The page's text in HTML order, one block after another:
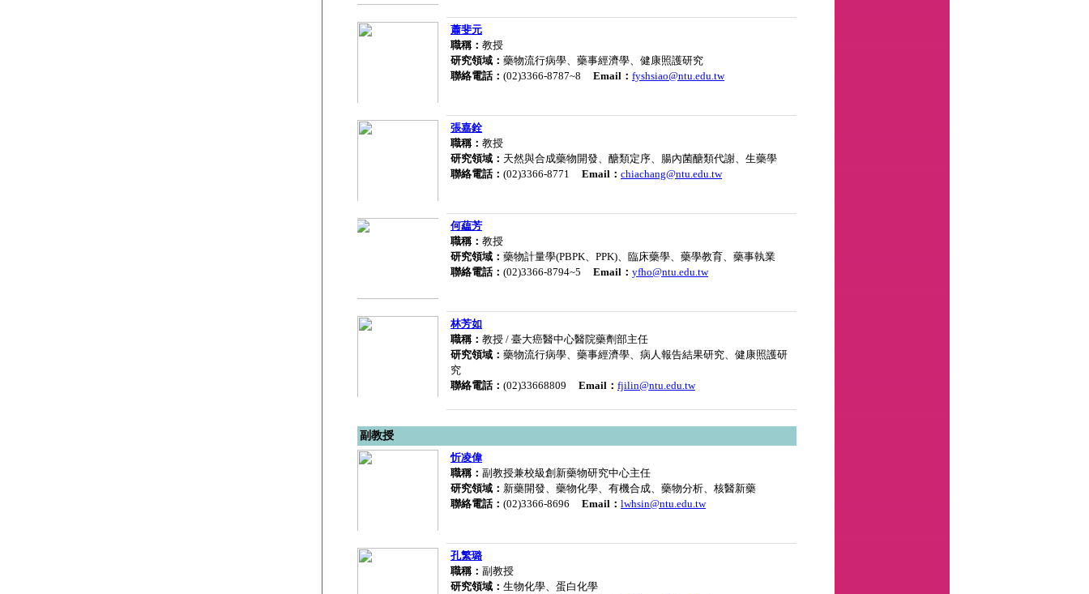
蕭斐元
職稱： 教授
研究領域： 藥物流行病學、藥事經濟學、健康照護研究
聯絡電話： (02)3366-8787~8 Email： fyshsiao@ntu.edu.tw
張嘉銓
職稱： 教授
研究領域： 天然與合成藥物開發、醣類定序、腸內菌醣類代謝、生藥學
聯絡電話： (02)3366-8771 Email： chiachang@ntu.edu.tw
何藴芳
職稱： 教授
研究領域： 藥物計量學(PBPK、PPK)、臨床藥學、藥學教育、藥事執業
聯絡電話： (02)3366-8794~5 Email： yfho@ntu.edu.tw
林芳如
職稱： 教授 / 臺大癌醫中心醫院藥劑部主任
研究領域： 藥物流行病學、藥事經濟學、病人報告結果研究、健康照護研
究
聯絡電話： (02)33668809 Email： fjilin@ntu.edu.tw
副教授
忻凌偉
職稱： 副教授兼校級創新藥物研究中心主任
研究領域： 新藥開發、藥物化學、有機合成、藥物分析、核醫新藥
聯絡電話： (02)3366-8696 Email： lwhsin@ntu.edu.tw
孔繁璐
職稱： 副教授
研究領域： 生物化學、蛋白化學